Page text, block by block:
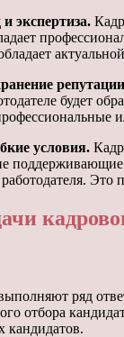
экспертиза.
будет
условия.
ряд
отбора
кандидатов.